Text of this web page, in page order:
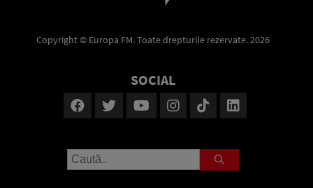
Copyright © Europa FM. Toate drepturile rezervate. 2026
SOCIAL